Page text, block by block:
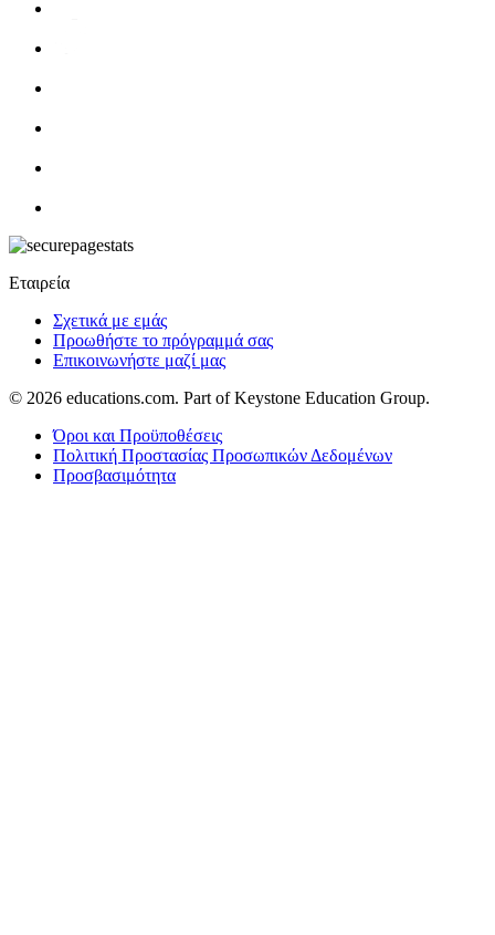
Εταιρεία
Σχετικά με εμάς
Προωθήστε το πρόγραμμά σας
Επικοινωνήστε μαζί μας
© 2026 educations.com. Part of Keystone Education Group.
Όροι και Προϋποθέσεις
Πολιτική Προστασίας Προσωπικών Δεδομένων
Προσβασιμότητα